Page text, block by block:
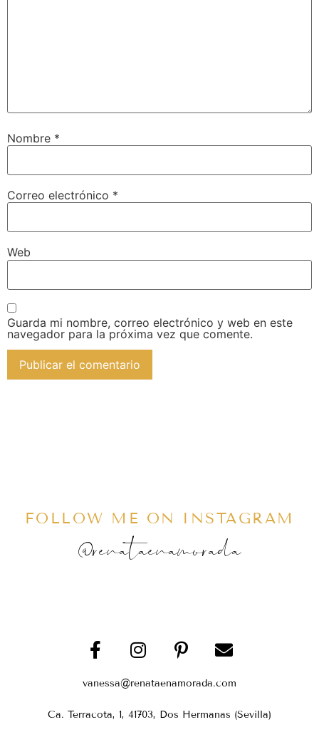
Nombre *
Correo electrónico *
Web
Guarda mi nombre, correo electrónico y web en este
navegador para la próxima vez que comente.
FOLLOW ME ON INSTAGRAM
@renataenamorada
vanessa@renataenamorada.com
Ca. Terracota, 1, 41703, Dos Hermanas (Sevilla)